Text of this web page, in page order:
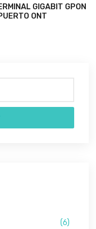
GIGABIT GPON
ONT
(6)